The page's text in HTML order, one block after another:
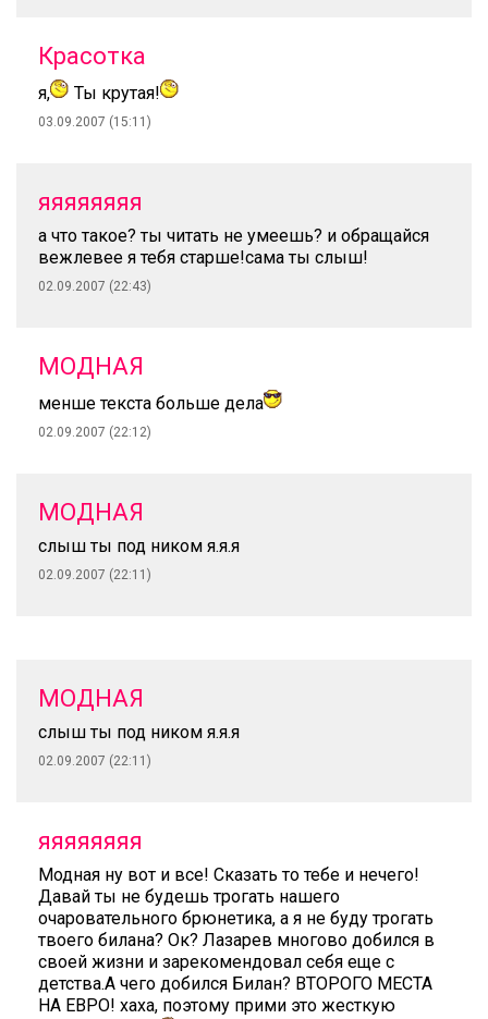
Красотка
я, Ты крутая!
03.09.2007 (15:11)
яяяяяяяя
а что такое? ты читать не умеешь? и обращайся
вежлевее я тебя старше!сама ты слыш!
02.09.2007 (22:43)
МОДНАЯ
менше текста больше дела
02.09.2007 (22:12)
МОДНАЯ
слыш ты под ником я.я.я
02.09.2007 (22:11)
МОДНАЯ
слыш ты под ником я.я.я
02.09.2007 (22:11)
яяяяяяяя
Модная ну вот и все! Сказать то тебе и нечего!
Давай ты не будешь трогать нашего
очаровательного брюнетика, а я не буду трогать
твоего билана? Ок? Лазарев многово добился в
своей жизни и зарекомендовал себя еще с
детства.А чего добился Билан? ВТОРОГО МЕСТА
НА ЕВРО! хаха, поэтому прими это жесткую